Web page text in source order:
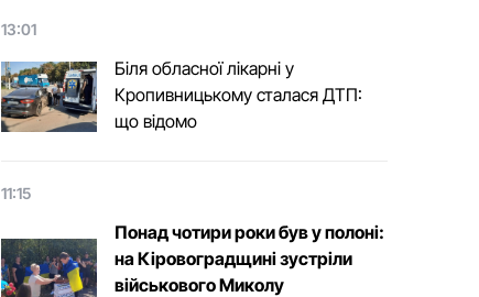
13:01
Біля обласної лікарні у
Кропивницькому сталася ДТП:
що відомо
11:15
Понад чотири роки був у полоні:
на Кіровоградщині зустріли
військового Микoлу